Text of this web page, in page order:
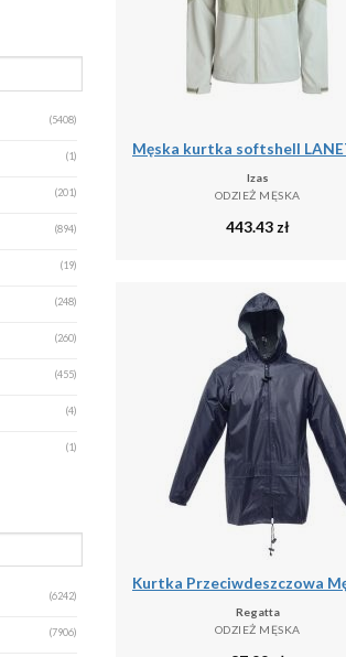
(368)
(233)
(143)
(396)
(177)
(382)
(129)
(145)
(131)
(316)
(126)
(267)
(5408)
(1)
(201)
(894)
(19)
(248)
(260)
(455)
(4)
(1)
(1)
(199)
(6242)
(7906)
Izas
ODZIEŻ MĘSKA
443.43 zł
Regatta
ODZIEŻ MĘSKA